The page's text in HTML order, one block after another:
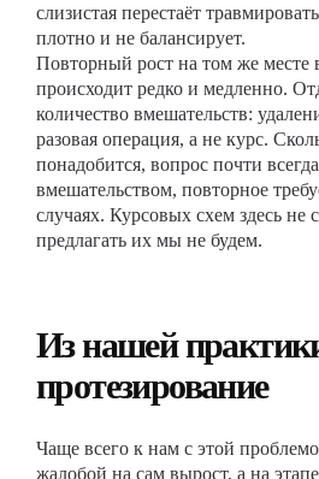
слизистая перестаёт
плотно и не балансирует.
Повторный рост на том же месте
происходит редко и медленно.
количество вмешательств:
разовая операция, а не курс.
понадобится, вопрос почти
вмешательством, повторное
случаях. Курсовых схем здесь не
предлагать их мы не будем.
Из нашей
протезирование
Чаще всего к нам с этой
жалобой на сам вырост, а на